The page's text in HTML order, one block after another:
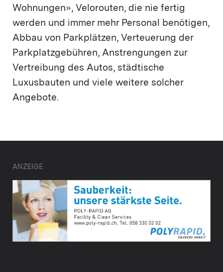
Wohnungen», Velorouten, die nie fertig
werden und immer mehr Personal benötigen,
Abbau von Parkplätzen, Verteuerung der
Parkplatzgebühren, Anstrengungen zur
Vertreibung des Autos, städtische
Luxusbauten und viele weitere solcher
Angebote.
ANZEIGE